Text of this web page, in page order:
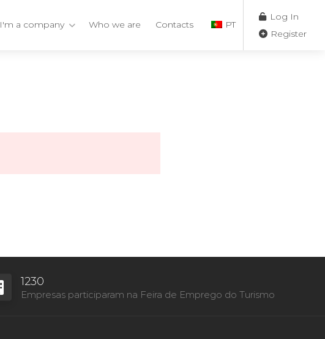
I'm a company Who we are Contacts PT
Log In
Register
1230
Empresas participaram na Feira de Emprego do Turismo